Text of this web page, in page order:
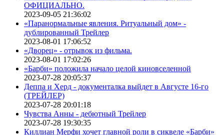
ОФИЦИАЛЬНО.
2023-09-05 21:36:02
«Паранормальные явления. Ритуальный дом» -
дублированный Трейлер
2023-08-01 17:06:52
«Дворец» - отрывок из фильма.
2023-08-01 17:02:26
«Барби» положила начало целой киновселенной
2023-07-28 20:05:37
Деппа и Херд - документалка выйдет в Августе 16-го
(ТРЕЙЛЕР)
2023-07-28 20:01:18
Чувства Анны - дебютный Трейлер
2023-07-28 19:30:35
Киллиан Мерфи хочет главной роли в сиквеле «Барби»